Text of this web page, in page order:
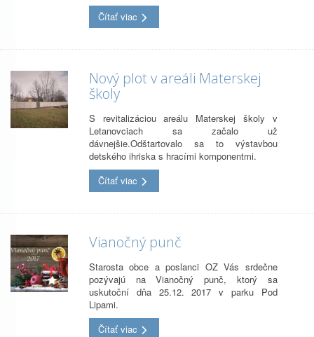
Čítať viac
Nový plot v areáli Materskej
školy
S revitalizáciou areálu Materskej školy v
Letanovciach sa začalo už
dávnejšie.Odštartovalo sa to výstavbou
detského ihriska s hracími komponentmi.
Čítať viac
Vianočný punč
Starosta obce a poslanci OZ Vás srdečne
pozývajú na Vianočný punč, ktorý sa
uskutoční dňa 25.12. 2017 v parku Pod
Lipami.
Čítať viac